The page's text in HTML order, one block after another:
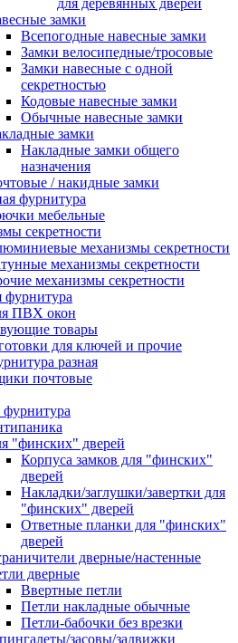
для деревянных дверей
замки
Всепогодные навесные замки
Замки велосипедные/тросовые
Замки навесные с одной
секретностью
Кодовые навесные замки
Обычные навесные замки
замки
Накладные замки общего
назначения
/ накидные замки
фурнитура
мебельные
секретности
механизмы секретности
механизмы секретности
механизмы секретности
фурнитура
ПВХ окон
товары
для ключей и прочие
разная
почтовые
фурнитура
"финских" дверей
Корпуса замков для "финских"
дверей
Накладки/заглушки/завертки для
"финских" дверей
Ответные планки для "финских"
дверей
дверные/настенные
дверные
Ввертные петли
Петли накладные обычные
Петли-бабочки без врезки
засовы/задвижки